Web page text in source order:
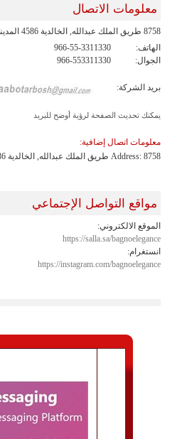
معلومات الاتصال
8758 طريق الملك عبدالله, الخالدية 4586 المدينة المنورة, 42317 - 4801
الهاتف:
966-55-3311330
الجوال:
966-553311330
بريد الشركة:
يمكنك تحديث الصفحة لرؤية أوضح للبريد
معلومات اتصال إضافية:
Address: 8758 طريق الملك عبدالله, الخالدية 4586 المدينة المنورة, 42317 - 4801
مواقع التواصل الإجتماعي
الموقع الالكتروني:
https://salla.sa/bagnoelegance
انستغرام:
https://instagram.com/bagnoelegance